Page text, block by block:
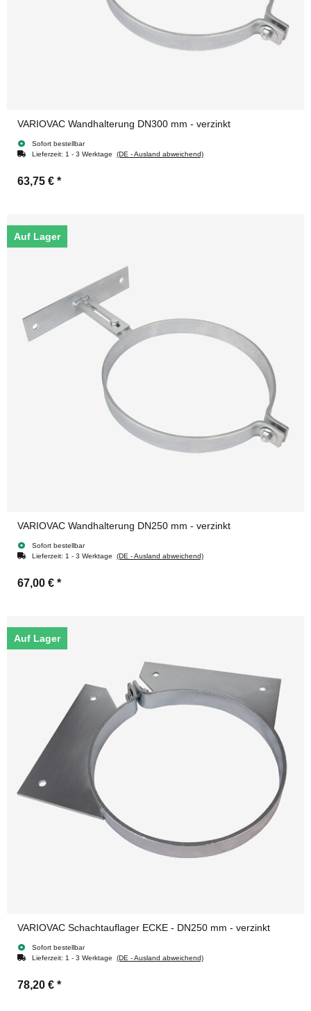
VARIOVAC Wandhalterung DN300 mm - verzinkt
Sofort bestellbar
Lieferzeit: 1 - 3 Werktage (DE - Ausland abweichend)
63,75 € *
Auf Lager
VARIOVAC Wandhalterung DN250 mm - verzinkt
Sofort bestellbar
Lieferzeit: 1 - 3 Werktage (DE - Ausland abweichend)
67,00 € *
Auf Lager
VARIOVAC Schachtauflager ECKE - DN250 mm - verzinkt
Sofort bestellbar
Lieferzeit: 1 - 3 Werktage (DE - Ausland abweichend)
78,20 € *